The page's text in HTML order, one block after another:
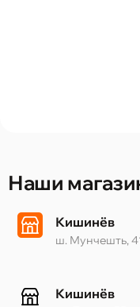
Наши
Кишинёв
ш. Мунчешть,
Кишинёв